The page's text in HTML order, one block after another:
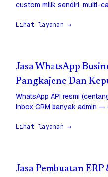
custom milik sendiri, multi-
Lihat layanan →
Jasa WhatsApp
Pangkajene Dan
WhatsApp API resmi
inbox CRM banyak admin —
Lihat layanan →
Jasa Pembuatan ERP